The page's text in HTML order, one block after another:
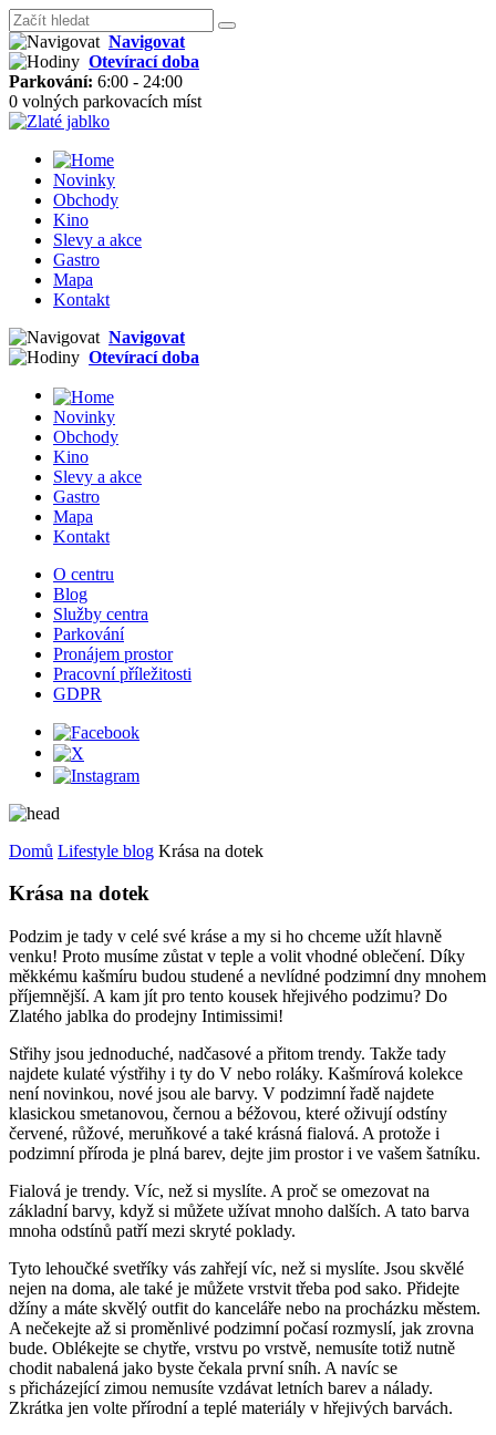
Navigovat
Otevírací doba
Parkování: 6:00 - 24:00
0 volných parkovacích míst
Novinky
Obchody
Kino
Slevy a akce
Gastro
Mapa
Kontakt
Navigovat
Otevírací doba
Novinky
Obchody
Kino
Slevy a akce
Gastro
Mapa
Kontakt
O centru
Blog
Služby centra
Parkování
Pronájem prostor
Pracovní příležitosti
GDPR
Domů Lifestyle blog Krása na dotek
Krása na dotek
Podzim je tady v celé své kráse a my si ho chceme užít hlavně
venku! Proto musíme zůstat v teple a volit vhodné oblečení. Díky
měkkému kašmíru budou studené a nevlídné podzimní dny mnohem
příjemnější. A kam jít pro tento kousek hřejivého podzimu? Do
Zlatého jablka do prodejny Intimissimi!
Střihy jsou jednoduché, nadčasové a přitom trendy. Takže tady
najdete kulaté výstřihy i ty do V nebo roláky. Kašmírová kolekce
není novinkou, nové jsou ale barvy. V podzimní řadě najdete
klasickou smetanovou, černou a béžovou, které oživují odstíny
červené, růžové, meruňkové a také krásná fialová. A protože i
podzimní příroda je plná barev, dejte jim prostor i ve vašem šatníku.
Fialová je trendy. Víc, než si myslíte. A proč se omezovat na
základní barvy, když si můžete užívat mnoho dalších. A tato barva
mnoha odstínů patří mezi skryté poklady.
Tyto lehoučké svetříky vás zahřejí víc, než si myslíte. Jsou skvělé
nejen na doma, ale také je můžete vrstvit třeba pod sako. Přidejte
džíny a máte skvělý outfit do kanceláře nebo na procházku městem.
A nečekejte až si proměnlivé podzimní počasí rozmyslí, jak zrovna
bude. Oblékejte se chytře, vrstvu po vrstvě, nemusíte totiž nutně
chodit nabalená jako byste čekala první sníh. A navíc se
s přicházející zimou nemusíte vzdávat letních barev a nálady.
Zkrátka jen volte přírodní a teplé materiály v hřejivých barvách.